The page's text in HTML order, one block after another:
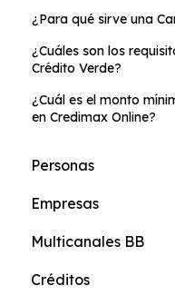
¿Para qué sirve una
¿Cuáles son los
Crédito Verde?
¿Cuál es el monto
en Credimax Online?
Personas
Cuenta de
Cuenta Más Online
Cuenta Ahorros
Empresas
Banca Digital de
Cuentas
Multicanales BB
24online Banca
Créditos